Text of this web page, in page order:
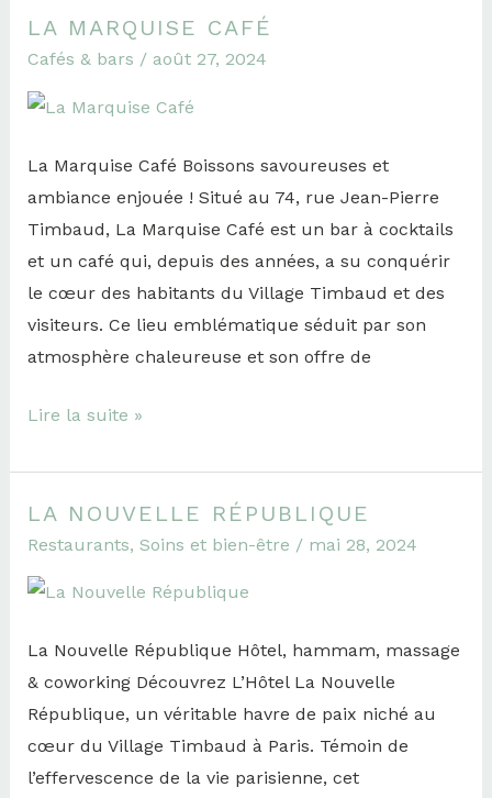
LA MARQUISE CAFÉ
Cafés & bars / août 27, 2024
La Marquise Café Boissons savoureuses et
ambiance enjouée ! Situé au 74, rue Jean-Pierre
Timbaud, La Marquise Café est un bar à cocktails
et un café qui, depuis des années, a su conquérir
le cœur des habitants du Village Timbaud et des
visiteurs. Ce lieu emblématique séduit par son
atmosphère chaleureuse et son offre de
La
Marquise
Café
Lire la suite »
LA NOUVELLE RÉPUBLIQUE
Restaurants, Soins et bien-être / mai 28, 2024
La Nouvelle République Hôtel, hammam, massage
& coworking Découvrez L’Hôtel La Nouvelle
République, un véritable havre de paix niché au
cœur du Village Timbaud à Paris. Témoin de
l’effervescence de la vie parisienne, cet
La
Nouvelle
République